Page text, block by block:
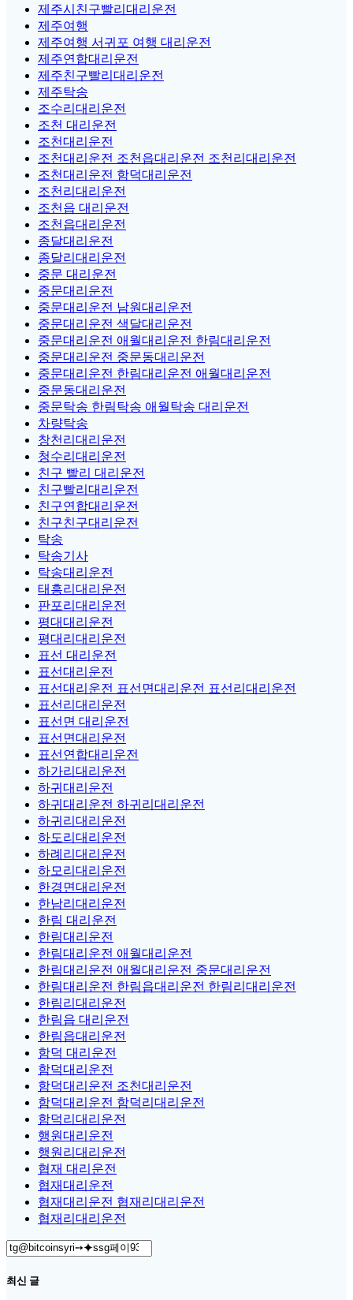
제주시친구빨리대리운전
제주여행
제주여행 서귀포 여행 대리운전
제주연합대리운전
제주친구빨리대리운전
제주탁송
조수리대리운전
조천 대리운전
조천대리운전
조천대리운전 조천읍대리운전 조천리대리운전
조천대리운전 함덕대리운전
조천리대리운전
조천읍 대리운전
조천읍대리운전
종달대리운전
종달리대리운전
중문 대리운전
중문대리운전
중문대리운전 남원대리운전
중문대리운전 색달대리운전
중문대리운전 애월대리운전 한림대리운전
중문대리운전 중문동대리운전
중문대리운전 한림대리운전 애월대리운전
중문동대리운전
중문탁송 한림탁송 애월탁송 대리운전
차량탁송
창천리대리운전
청수리대리운전
친구 빨리 대리운전
친구빨리대리운전
친구연합대리운전
친구친구대리운전
탁송
탁송기사
탁송대리운전
태흥리대리운전
판포리대리운전
평대대리운전
평대리대리운전
표선 대리운전
표선대리운전
표선대리운전 표선면대리운전 표선리대리운전
표선리대리운전
표선면 대리운전
표선면대리운전
표선연합대리운전
하가리대리운전
하귀대리운전
하귀대리운전 하귀리대리운전
하귀리대리운전
하도리대리운전
하례리대리운전
하모리대리운전
한경면대리운전
한남리대리운전
한림 대리운전
한림대리운전
한림대리운전 애월대리운전
한림대리운전 애월대리운전 중문대리운전
한림대리운전 한림읍대리운전 한림리대리운전
한림리대리운전
한림읍 대리운전
한림읍대리운전
함덕 대리운전
함덕대리운전
함덕대리운전 조천대리운전
함덕대리운전 함덕리대리운전
함덕리대리운전
행원대리운전
행원리대리운전
협재 대리운전
협재대리운전
협재대리운전 협재리대리운전
협재리대리운전
Search
for:
최신 글